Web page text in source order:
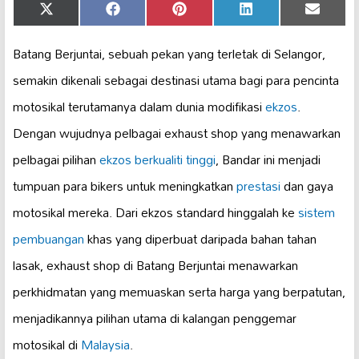
Share
on
X
(Twitter)
Share
on
Facebook Share
on
Pinterest Share
on
LinkedIn Share
on
Email
Batang Berjuntai, sebuah pekan yang terletak di Selangor,
semakin dikenali sebagai destinasi utama bagi para pencinta
motosikal terutamanya dalam dunia modifikasiekzos.
Dengan wujudnya pelbagai exhaust shop yang menawarkan
pelbagai pilihanekzos berkualiti tinggi, Bandar ini menjadi
tumpuan para bikers untuk meningkatkanprestasidan gaya
motosikal mereka. Dari ekzos standard hinggalah kesistem
pembuangankhas yang diperbuat daripada bahan tahan
lasak, exhaust shop di Batang Berjuntai menawarkan
perkhidmatan yang memuaskan serta harga yang berpatutan,
menjadikannya pilihan utama di kalangan penggemar
motosikal diMalaysia.